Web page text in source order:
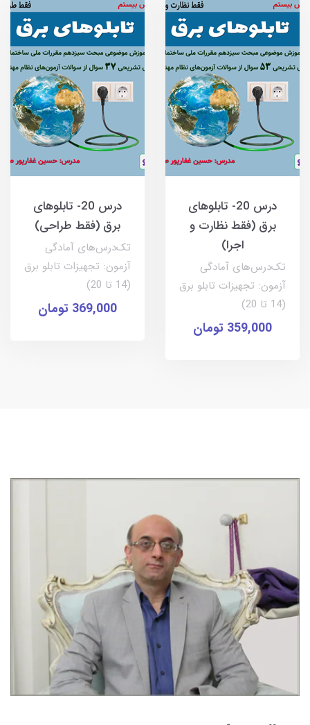
درس 20- تابلوهای
برق (فقط نظارت و
اجرا)
تک‌درس‌های آمادگی
آزمون: تجهیزات تابلو برق
(14 تا 20)
359,000 تومان
درس 20- تابلوهای
برق (فقط طراحی)
تک‌درس‌های آمادگی
آزمون: تجهیزات تابلو برق
(14 تا 20)
369,000 تومان